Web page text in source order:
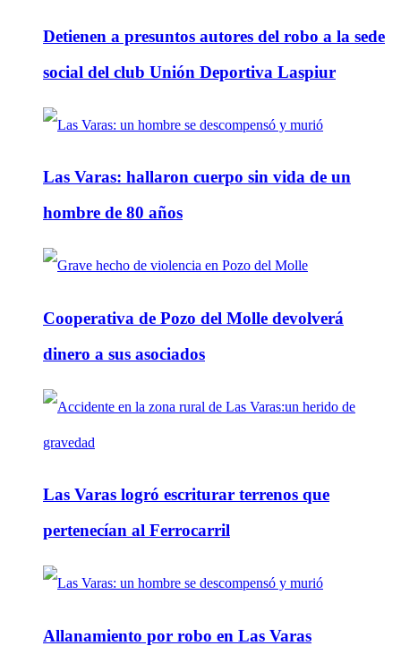
Detienen a presuntos autores del robo a la sede
social del club Unión Deportiva Laspiur
Las Varas: hallaron cuerpo sin vida de un
hombre de 80 años
Cooperativa de Pozo del Molle devolverá
dinero a sus asociados
Las Varas logró escriturar terrenos que
pertenecían al Ferrocarril
Allanamiento por robo en Las Varas